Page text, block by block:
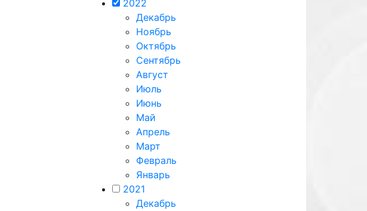
2022
Декабрь
Ноябрь
Октябрь
Сентябрь
Август
Июль
Июнь
Май
Апрель
Март
Февраль
Январь
2021
Декабрь